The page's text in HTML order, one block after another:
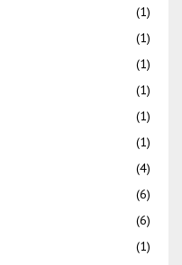
(1)
(1)
(1)
(1)
(1)
(1)
(4)
(6)
(6)
(1)